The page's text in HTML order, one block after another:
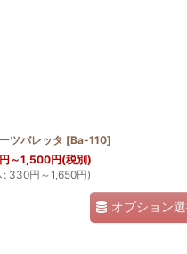
ツバレッタ [Ba-110]
円 ～1,500円(税別)
: 330円 ～1,650円)
オプション